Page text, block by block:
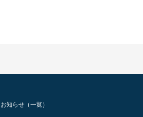
お知らせ（一覧）